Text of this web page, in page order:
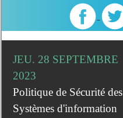
JEU. 28 SEPTEMBRE
2023
Politique de Sécurité des
Systèmes d'information